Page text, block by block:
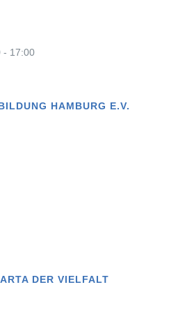
- 17:00
HAMBURG E.V.
DER VIELFALT